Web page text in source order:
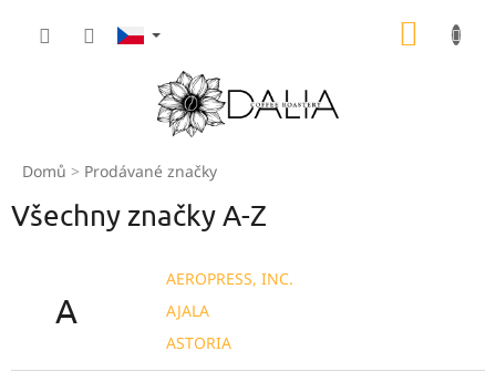
Domů Prodávané značky
Všechny značky A-Z
A
AEROPRESS, INC.
AJALA
ASTORIA